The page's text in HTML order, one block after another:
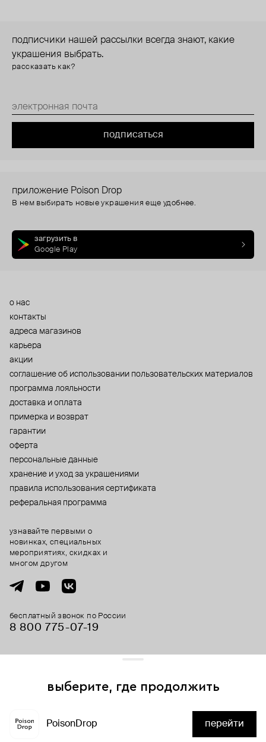
подписчики нашей рассылки всегда знают, какие
украшения выбрать.
рассказать как?
подписаться
приложение Poison Drop
В нем выбирать новые украшения еще удобнее.
загрузить в
Google Play
о нас
контакты
адреса магазинов
карьера
акции
cоглашение об использовании пользовательских материалов
программа лояльности
доставка и оплата
примерка и возврат
гарантии
оферта
персональные данные
хранение и уход за украшениями
правила использования сертификата
реферальная программа
бесплатный звонок по России
8 800 775⁠-07⁠-19
узнавайте первыми о
новинках, специальных
мероприятиях, скидках и
многом другом
выберите, где продолжить
PoisonDrop перейти
и сервисы аналитики. Продолжая его использование,
вы соглашаетесь с нашим